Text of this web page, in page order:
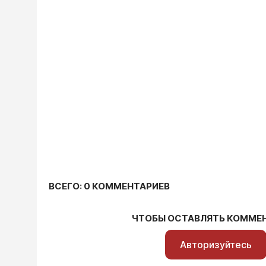
ВСЕГО: 0 КОММЕНТАРИЕВ
ЧТОБЫ ОСТАВЛЯТЬ
Авторизуйтесь